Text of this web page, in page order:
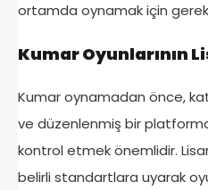
ortamda oynamak için
Kumar Oyunlarının
Kumar oynamadan önce,
ve düzenlenmiş bir
kontrol etmek önemlidir.
belirli standartlara uyarak